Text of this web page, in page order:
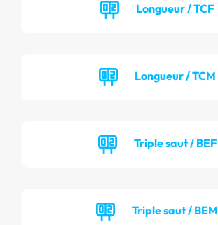
Longueur / TCF
Longueur / TCM
Triple saut / BEF
Triple saut / BEM